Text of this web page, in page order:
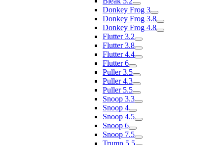
Donkey Frog 3
Donkey Frog 3.8
Donkey Frog 4.8
Flutter 3.2
Flutter 3.8
Flutter 4.4
Flutter 6
Puller 3.5
Puller 4.3
Puller 5.5
Snoop 3.3
Snoop 4
Snoop 4.5
Snoop 6
Snoop 7.5